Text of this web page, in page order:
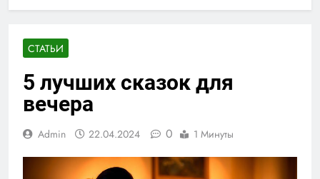
СТАТЬИ
5 лучших сказок для
вечера
Admin 22.04.2024 0 1 Минуты